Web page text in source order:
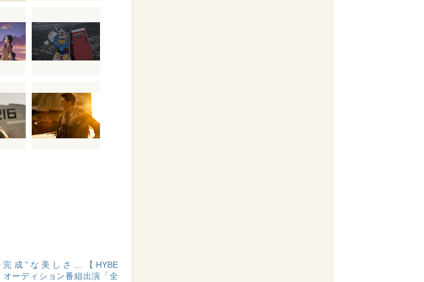
完成”な美しさ…【HYBE
オーディション番組出演「全